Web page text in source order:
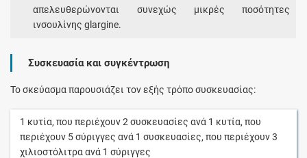
απελευθερώνονται συνεχώς μικρές ποσότητες
ινσουλίνης glargine.
Συσκευασία και συγκέντρωση
Το σκεύασμα παρουσιάζει τον εξής τρόπο συσκευασίας:
1 κυτία, που περιέχουν2 συσκευασίες ανά 1 κυτία, που
περιέχουν 5σύριγγες ανά 1 συσκευασίες, που περιέχουν3
χιλιοστόλιτραανά 1 σύριγγες